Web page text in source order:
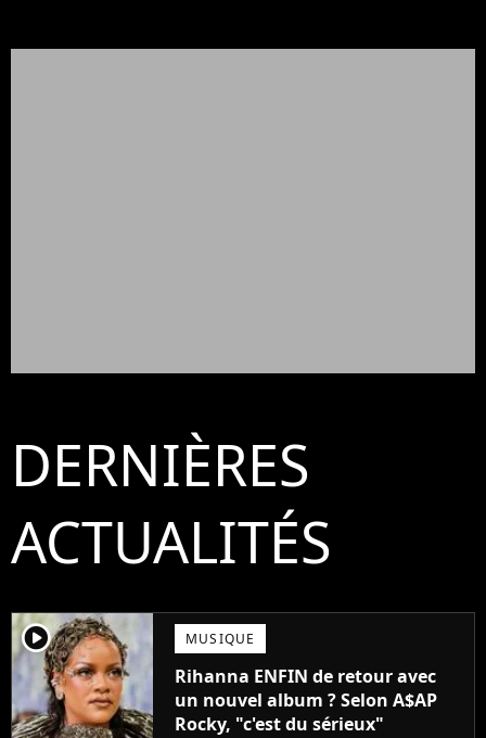
DERNIÈRES
ACTUALITÉS
player2 MUSIQUE
Rihanna ENFIN de retour avec
un nouvel album ? Selon A$AP
Rocky, "c'est du sérieux"